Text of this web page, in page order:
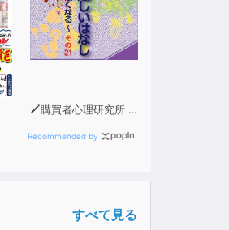
購買者心理研究所 株式会社モデンナ 顧問 青木幹和
Recommended by
すべて見る